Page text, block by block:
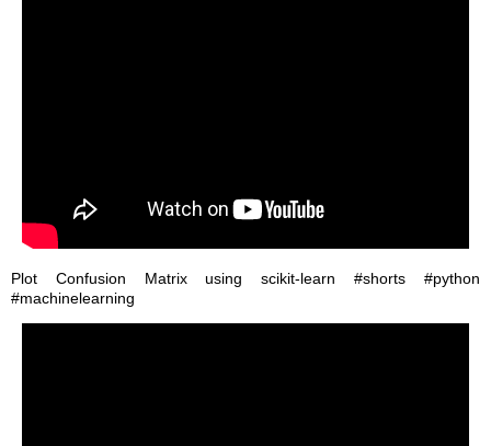
Plot Confusion Matrix using scikit-learn #shorts #python
#machinelearning